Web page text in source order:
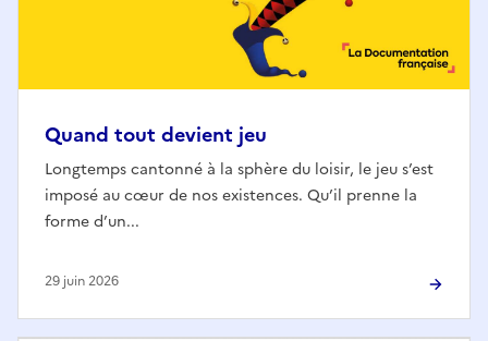
Quand tout devient jeu
Longtemps cantonné à la sphère du loisir, le jeu s’est
imposé au cœur de nos existences. Qu’il prenne la
forme d’un...
29 juin 2026